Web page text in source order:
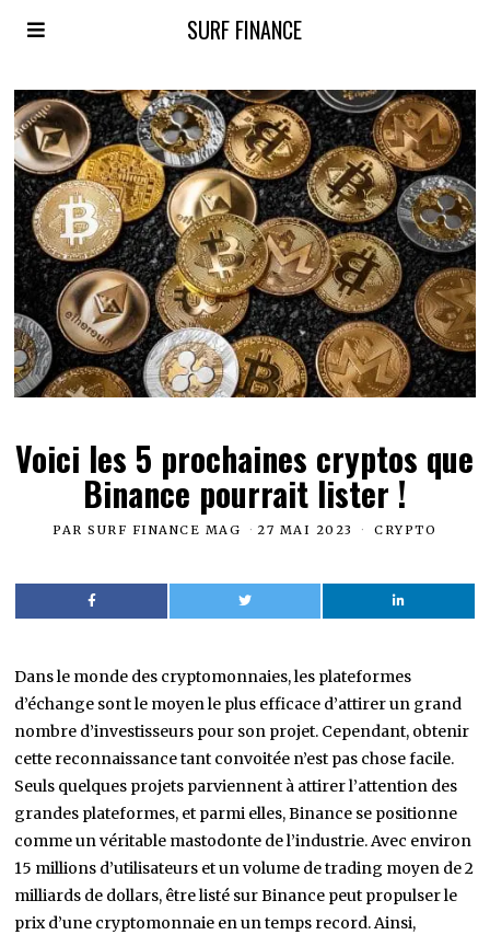
SURF FINANCE
Voici les 5 prochaines cryptos que
Binance pourrait lister !
PARSURF FINANCE MAG 27 MAI 2023 CRYPTO
Dans le monde des cryptomonnaies, les plateformes
d’échange sont le moyen le plus efficace d’attirer un grand
nombre d’investisseurs pour son projet. Cependant, obtenir
cette reconnaissance tant convoitée n’est pas chose facile.
Seuls quelques projets parviennent à attirer l’attention des
grandes plateformes, et parmi elles, Binance se positionne
comme un véritable mastodonte de l’industrie. Avec environ
15 millions d’utilisateurs et un volume de trading moyen de 2
milliards de dollars, être listé sur Binance peut propulser le
prix d’une cryptomonnaie en un temps record. Ainsi,